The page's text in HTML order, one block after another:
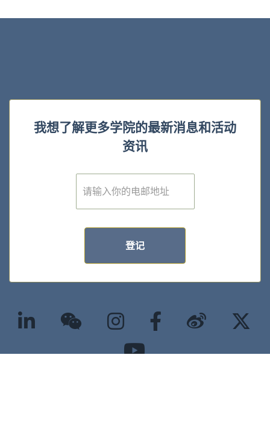
我想了解更多学院的最新消息和活动
资讯
E
m
登记